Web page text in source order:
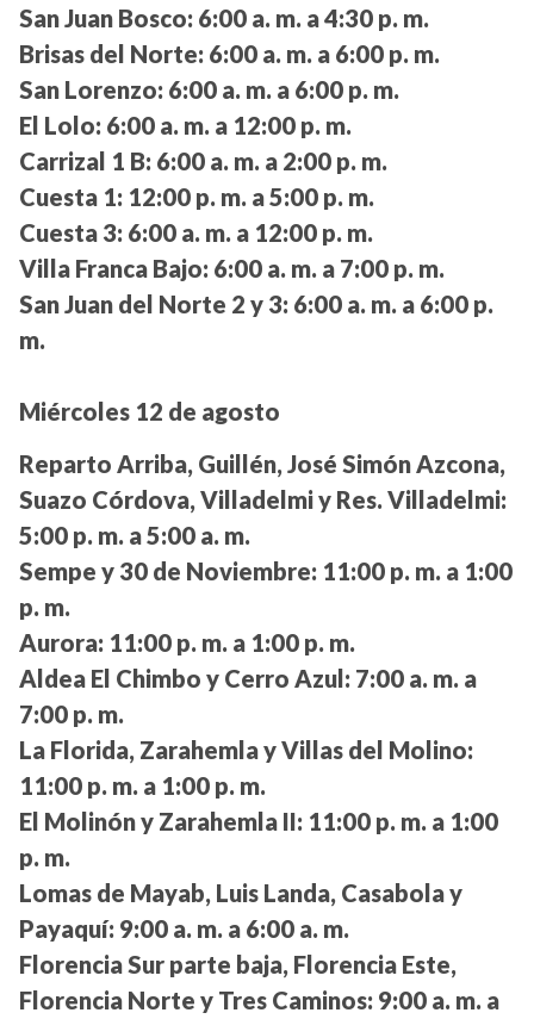
San Juan Bosco: 6:00 a. m. a 4:30 p. m.
Brisas del Norte: 6:00 a. m. a 6:00 p. m.
San Lorenzo: 6:00 a. m. a 6:00 p. m.
El Lolo: 6:00 a. m. a 12:00 p. m.
Carrizal 1 B: 6:00 a. m. a 2:00 p. m.
Cuesta 1: 12:00 p. m. a 5:00 p. m.
Cuesta 3: 6:00 a. m. a 12:00 p. m.
Villa Franca Bajo: 6:00 a. m. a 7:00 p. m.
San Juan del Norte 2 y 3: 6:00 a. m. a 6:00 p.
m.
Miércoles 12 de agosto
Reparto Arriba, Guillén, José Simón Azcona,
Suazo Córdova, Villadelmi y Res. Villadelmi:
5:00 p. m. a 5:00 a. m.
Sempe y 30 de Noviembre: 11:00 p. m. a 1:00
p. m.
Aurora: 11:00 p. m. a 1:00 p. m.
Aldea El Chimbo y Cerro Azul: 7:00 a. m. a
7:00 p. m.
La Florida, Zarahemla y Villas del Molino:
11:00 p. m. a 1:00 p. m.
El Molinón y Zarahemla II: 11:00 p. m. a 1:00
p. m.
Lomas de Mayab, Luis Landa, Casabola y
Payaquí: 9:00 a. m. a 6:00 a. m.
Florencia Sur parte baja, Florencia Este,
Florencia Norte y Tres Caminos: 9:00 a. m. a